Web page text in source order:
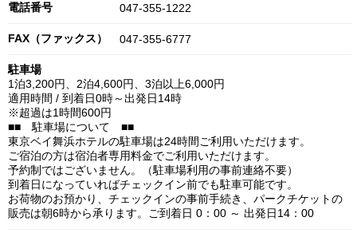
電話番号 047-355-1222
FAX（ファックス） 047-355-6777
駐車場
1泊3,200円、2泊4,600円、3泊以上6,000円
適用時間 / 到着日0時～出発日14時
※超過は1時間600円
■■ 駐車場について ■■
東京ベイ舞浜ホテルの駐車場は24時間ご利用いただけます。
ご宿泊の方は宿泊者専用料金でご利用いただけます。
予約制ではございません。（駐車場利用の事前連絡不要）
到着日になっていればチェックイン前でも駐車可能です。
お荷物のお預かり、チェックインの事前手続き、パークチケットの
販売は朝6時から承ります。ご到着日 0：00 ～ 出発日14：00